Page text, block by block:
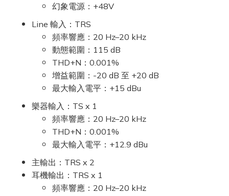
幻象電源：+48V
Line 輸入：TRS
頻率響應：20 Hz–20 kHz
動態範圍：115 dB
THD+N：0.001%
增益範圍：-20 dB 至 +20 dB
最大輸入電平：+15 dBu
樂器輸入：TS x 1
頻率響應：20 Hz–20 kHz
THD+N：0.001%
最大輸入電平：+12.9 dBu
主輸出：TRS x 2
耳機輸出：TRS x 1
頻率響應：20 Hz–20 kHz